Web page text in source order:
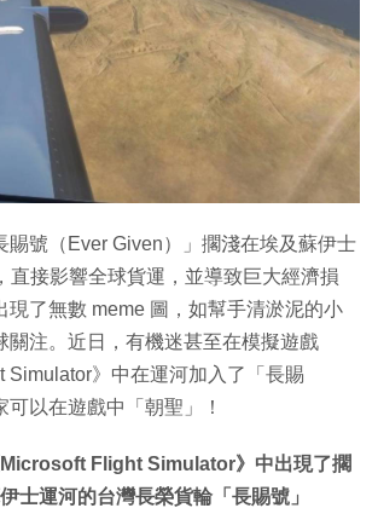
賜號（Ever Given）」擱淺在埃及蘇伊士
直接影響全球貨運，並導致巨大經濟損
現了無數 meme 圖，如幫手清淤泥的小
關注。近日，有機迷甚至在模擬遊戲
Simulator》中在運河加入了「長賜
以在遊戲中「朝聖」！
Flight Simulator》中出現了擱
士運河的台灣長榮貨輪「長賜號」